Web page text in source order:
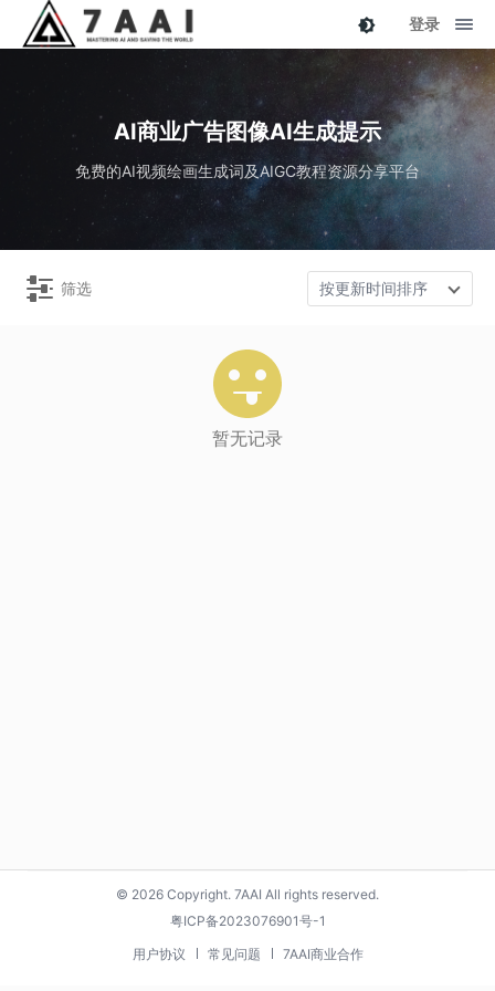
登录
AI商业广告图像AI生成提示
免费的AI视频绘画生成词及AIGC教程资源分享平台
筛选 按更新时间排序
暂无记录
© 2026 Copyright. 7AAI All rights reserved.
粤ICP备2023076901号-1
用户协议
常见问题 7AAI商业合作